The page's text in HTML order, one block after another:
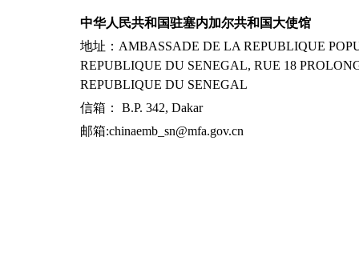
中华人民共和国驻塞内加尔共和国大使馆
地址：AMBASSADE DE LA REPUBLIQUE
REPUBLIQUE DU SENEGAL, RUE 18
REPUBLIQUE DU SENEGAL
信箱： B.P. 342, Dakar
邮箱:chinaemb_sn@mfa.gov.cn